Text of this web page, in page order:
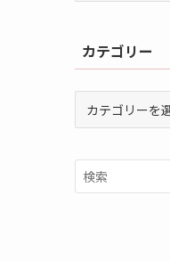
ブカテゴリー
リ
ー